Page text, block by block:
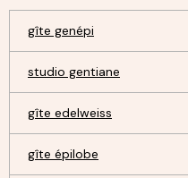
gîte genépi
studio gentiane
gîte edelweiss
gîte épilobe